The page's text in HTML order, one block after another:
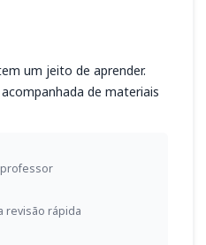
um jeito de aprender.
de materiais
professor
revisão rápida